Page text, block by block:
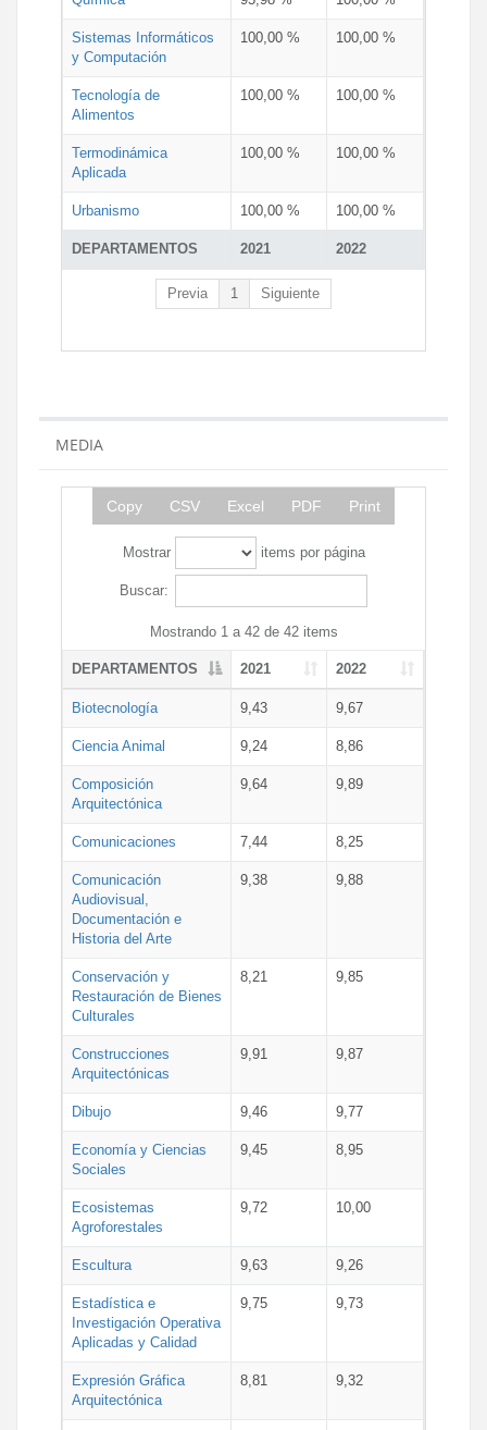
DEPARTAMENTOS 2021 2022
Sistemas Informáticos
y Computación
100,00 % 100,00 %
Tecnología de
Alimentos
100,00 % 100,00 %
Termodinámica
Aplicada
100,00 % 100,00 %
Urbanismo 100,00 % 100,00 %
Previa 1 Siguiente
MEDIA
Copy CSV Excel PDF Print
Mostrar items por página
Buscar:
Mostrando 1 a 42 de 42 items
DEPARTAMENTOS 2021 2022
Biotecnología 9,43 9,67
Ciencia Animal 9,24 8,86
Composición
Arquitectónica
9,64 9,89
Comunicaciones 7,44 8,25
Comunicación
Audiovisual,
Documentación e
Historia del Arte
9,38 9,88
Conservación y
Restauración de Bienes
Culturales
8,21 9,85
Construcciones
Arquitectónicas
9,91 9,87
Dibujo 9,46 9,77
Economía y Ciencias
Sociales
9,45 8,95
Ecosistemas
Agroforestales
9,72 10,00
Escultura 9,63 9,26
Estadística e
Investigación Operativa
Aplicadas y Calidad
9,75 9,73
Expresión Gráfica
Arquitectónica
8,81 9,32